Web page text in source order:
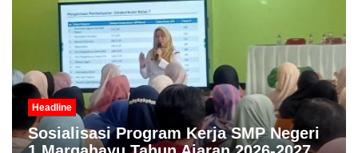
Headline
Sosialisasi Program Kerja SMP Negeri